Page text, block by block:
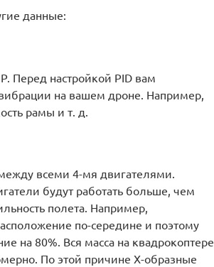
данные:
Перед настройкой PID вам
на вашем дроне. Например,
рамы и т. д.
всеми 4-мя двигателями.
будут работать больше, чем
полета. Например,
по-середине и поэтому
на 80%. Вся масса на квадрокоптере
По этой причине Х-образные